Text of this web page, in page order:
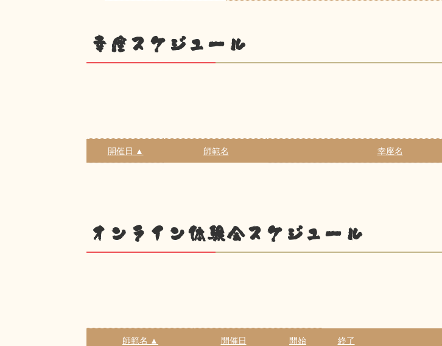
幸座スケジュール
開催日 ▲ 師範名 幸座名
オンライン体験会スケジュール
師範名 ▲ 開催日 開始 終了